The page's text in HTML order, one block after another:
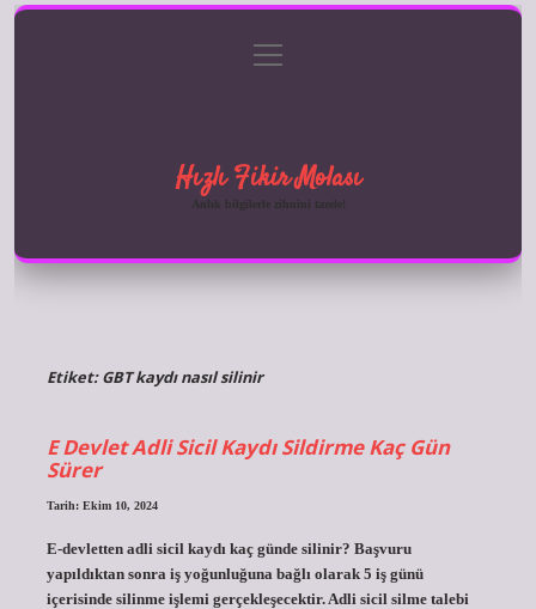
Gizlilik Politikası
menüyü
aç
Hızlı Fikir Molası
Anlık bilgilerle zihnini tazele!
Etiket:GBT kaydı nasıl silinir
E Devlet Adli Sicil Kaydı Sildirme Kaç Gün
Sürer
Tarih: Ekim 10, 2024
E-devletten adli sicil kaydı kaç günde silinir? Başvuru
yapıldıktan sonra iş yoğunluğuna bağlı olarak 5 iş günü
içerisinde silinme işlemi gerçekleşecektir. Adli sicil silme talebi